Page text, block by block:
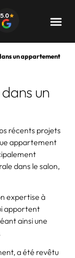
un appartement
un
récents projets
appartement
dans le salon,
expertise à
apportent
ainsi une
a été revêtu